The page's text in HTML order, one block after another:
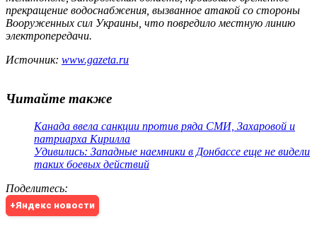
прекращение водоснабжения, вызванное атакой со стороны
Вооруженных сил Украины, что повредило местную линию
электропередачи.
Источник: www.gazeta.ru
Читайте также
Канада ввела санкции против ряда СМИ, Захаровой и
патриарха Кирилла
Удивились: Западные наемники в Донбассе еще не видели
таких боевых действий
Поделитесь:
+Яндекс новости